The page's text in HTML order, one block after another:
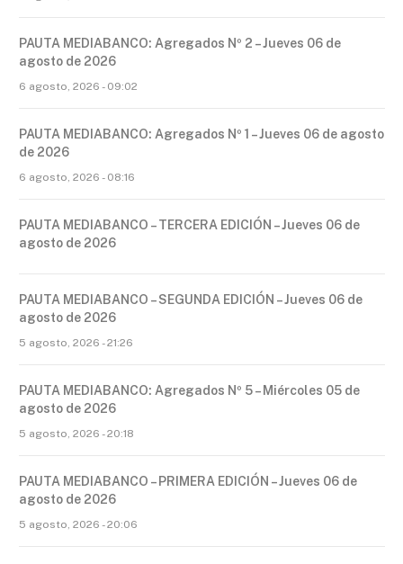
PAUTA MEDIABANCO: Agregados Nº 2 – Jueves 06 de
agosto de 2026
6 agosto, 2026 - 09:02
PAUTA MEDIABANCO: Agregados Nº 1 – Jueves 06 de agosto
de 2026
6 agosto, 2026 - 08:16
PAUTA MEDIABANCO – TERCERA EDICIÓN – Jueves 06 de
agosto de 2026
PAUTA MEDIABANCO – SEGUNDA EDICIÓN – Jueves 06 de
agosto de 2026
5 agosto, 2026 - 21:26
PAUTA MEDIABANCO: Agregados Nº 5 – Miércoles 05 de
agosto de 2026
5 agosto, 2026 - 20:18
PAUTA MEDIABANCO – PRIMERA EDICIÓN – Jueves 06 de
agosto de 2026
5 agosto, 2026 - 20:06